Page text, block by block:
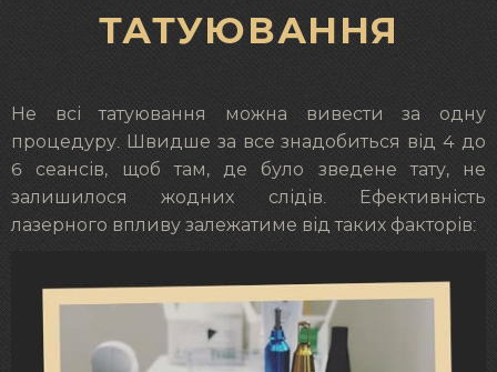
ТАТУЮВАННЯ
Не всі татуювання можна вивести за одну
процедуру. Швидше за все знадобиться від 4 до
6 сеансів, щоб там, де було зведене тату, не
залишилося жодних слідів. Ефективність
лазерного впливу залежатиме від таких факторів: